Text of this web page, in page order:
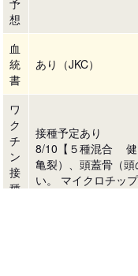
予
想
血
統
書
あり（JKC）
ワ
ク
チ
ン
接
種
接種予定あり
8/10【５種混合 健
亀裂）、頭蓋骨（
い。 マイクロチッ